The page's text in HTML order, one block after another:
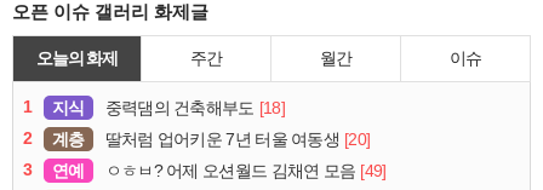
오픈 이슈 갤러리 화제글
오늘의 화제 주간 월간 이슈
1 지식 중력댐의 건축해부도 [18]
2
계층 딸처럼 업어키운 7년 터울 여동생 [20]
3
연예 ㅇㅎㅂ? 어제 오션월드 김채연 모음 [49]